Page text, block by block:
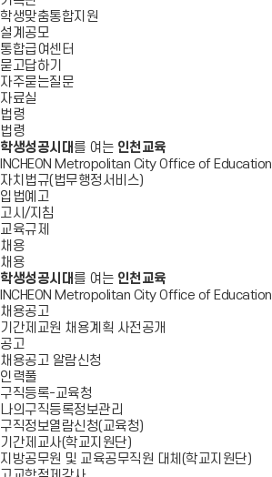
학생맞춤통합지원
설계공모
통합급여센터
묻고답하기
자주묻는질문
자료실
법령
법령
학생성공시대 를 여는 인천교육
INCHEON Metropolitan City Office of Education
자치법규(법무행정서비스)
입법예고
고시/지침
교육규제
채용
채용
학생성공시대 를 여는 인천교육
INCHEON Metropolitan City Office of Education
채용공고
기간제교원 채용계획 사전공개
공고
채용공고 알람신청
인력풀
구직등록-교육청
나의구직등록정보관리
구직정보열람신청(교육청)
기간제교사(학교지원단)
지방공무원 및 교육공무직원 대체(학교지원단)